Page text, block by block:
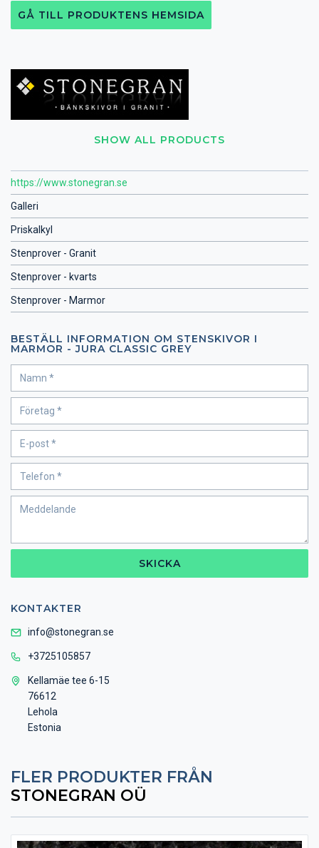
SHOW ALL PRODUCTS
https://www.stonegran.se
Galleri
Priskalkyl
Stenprover - Granit
Stenprover - kvarts
Stenprover - Marmor
BESTÄLL INFORMATION OM STENSKIVOR I
MARMOR - JURA CLASSIC GREY
SKICKA
KONTAKTER
info@stonegran.se
+3725105857
Kellamäe tee 6-15
76612
Lehola
Estonia
GÅ TILL PRODUKTENS HEMSIDA
FLER PRODUKTER FRÅN
STONEGRAN OÜ